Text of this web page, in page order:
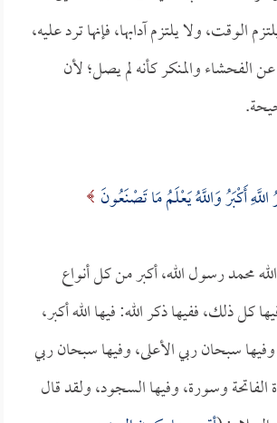
الوقت، ولا يلتزم آدابها، فإنها ترد عليه،
الفحشاء والمنكر كأنه لم يصل؛ لأن
أَكْبَرُ وَاللَّهُ يَعْلَمُ مَا تَصْنَعُونَ
محمد رسول الله، أكبر من كل أنواع
كل ذلك، ففيها ذكر الله: فيها الله أكبر،
سبحان ربي الأعلى، وفيها سبحان ربي
الفاتحة وسورة، وفيها السجود، ولقد قال